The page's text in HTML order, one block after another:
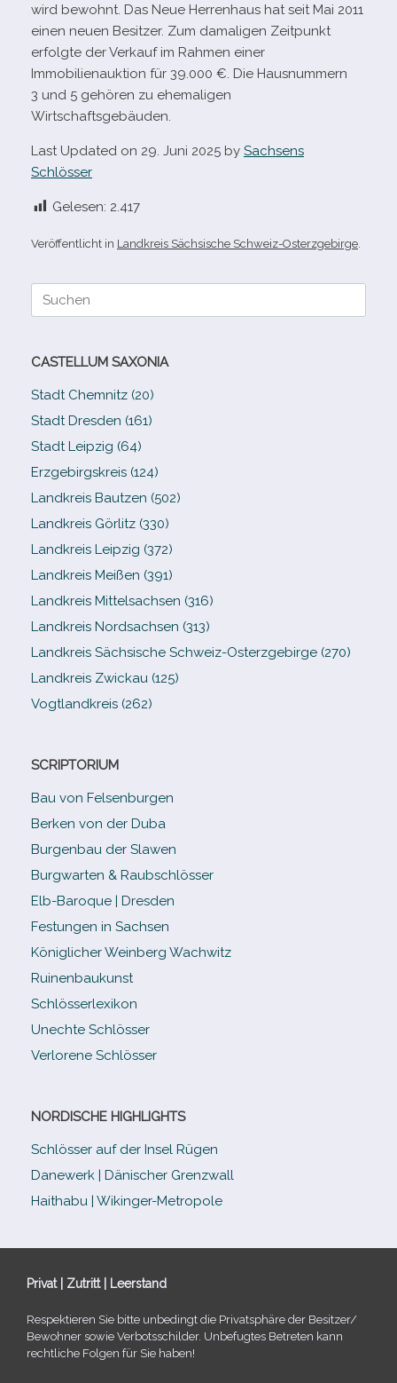
wird bewohnt. Das Neue Herrenhaus hat seit Mai 2011
einen neuen Besitzer. Zum dama­li­gen Zeitpunkt
erfolgte der Verkauf im Rahmen einer
Immobilienauktion für 39.000 €. Die Hausnummern
3 und 5 gehö­ren zu ehe­ma­li­gen
Wirtschaftsgebäuden.
Last Updated on 29. Juni 2025 by Sachsens
Schlösser
Gelesen: 2.417
Veröffentlicht in Landkreis Sächsische Schweiz-Osterzgebirge
Suche
CASTELLUM SAXONIA
Stadt Chemnitz (20)
Stadt Dresden (161)
Stadt Leipzig (64)
Erzgebirgskreis (124)
Landkreis Bautzen (502)
Landkreis Görlitz (330)
Landkreis Leipzig (372)
Landkreis Meißen (391)
Landkreis Mittelsachsen (316)
Landkreis Nordsachsen (313)
Landkreis Sächsische Schweiz-​Osterzgebirge (270)
Landkreis Zwickau (125)
Vogtlandkreis (262)
SCRIPTORIUM
Bau von Felsenburgen
Berken von der Duba
Burgenbau der Slawen
Burgwarten & Raubschlösser
Elb-​Baroque | Dresden
Festungen in Sachsen
Königlicher Weinberg Wachwitz
Ruinenbaukunst
Schlösserlexikon
Unechte Schlösser
Verlorene Schlösser
NORDISCHE HIGHLIGHTS
Schlösser auf der Insel Rügen
Danewerk | Dänischer Grenzwall
Haithabu | Wikinger-Metropole
Privat | Zutritt | Leerstand
Respektieren Sie bitte unbe­dingt die Privatsphäre der Besitzer/​
Bewohner sowie Verbotsschilder. Unbefugtes Betreten kann
recht­li­che Folgen für Sie haben!